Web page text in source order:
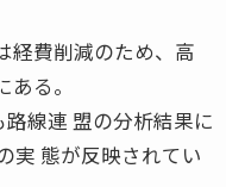
経費削減のため、高
る。
線連 盟の分析結果に
実 態が反映されてい